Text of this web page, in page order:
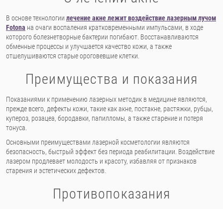
В основе технологии лечение акне лежит воздействие лазерным лучом
Fotona на очаги воспаления кратковременными импульсами, в ходе
которого болезнетворные бактерии погибают. Восстанавливаются
обменные процессы и улучшается качество кожи, а также
отшелушиваются старые ороговевшие клетки.
Преимущества и показания
Показаниями к применению лазерных методик в медицине являются,
прежде всего, дефекты кожи, такие как акне, постакне, растяжки, рубцы,
купероз, розацеа, бородавки, папилломы, а также старение и потеря
тонуса.
Основными преимуществами лазерной косметологии являются
безопасность, быстрый эффект без периода реабилитации. Воздействие
лазером продлевает молодость и красоту, избавляя от признаков
старения и эстетических дефектов.
Противопоказания